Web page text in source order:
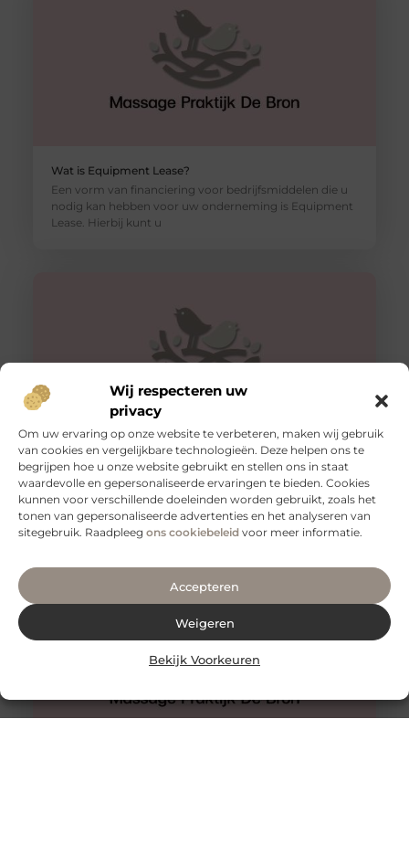
Wij respecteren uw
privacy
Om uw ervaring op onze website te verbeteren, maken wij gebruik
van cookies en vergelijkbare technologieën. Deze helpen ons te
begrijpen hoe u onze website gebruikt en stellen ons in staat
waardevolle en gepersonaliseerde ervaringen te bieden. Cookies
kunnen voor verschillende doeleinden worden gebruikt, zoals het
tonen van gepersonaliseerde advertenties en het analyseren van
sitegebruik. Raadpleeg ons cookiebeleid voor meer informatie.
Accepteren
Weigeren
Bekijk Voorkeuren
Wat is Equipment Lease?
Een vorm van financiering voor bedrijfsmiddelen die u
nodig kan hebben voor uw onderneming is Equipment
Lease. Hierbij kunt u
Slangenboor voor boren in hout
Een slangenboor is een gereedschap dat wordt
gebruikt om gaten in hout te boren. Het is een
handgereedschap met een